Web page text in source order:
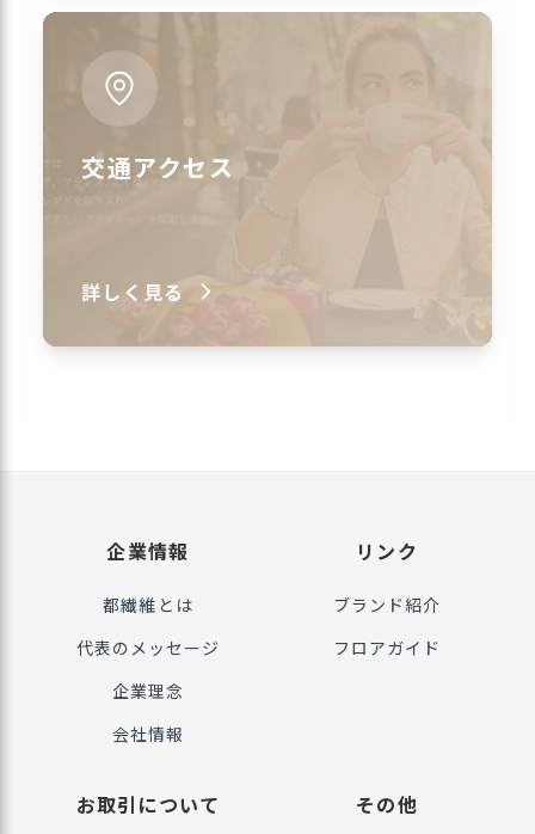
交通アクセス
詳しく見る
企業情報
都繊維とは
代表のメッセージ
企業理念
会社情報
リンク
ブランド紹介
フロアガイド
お取引について その他